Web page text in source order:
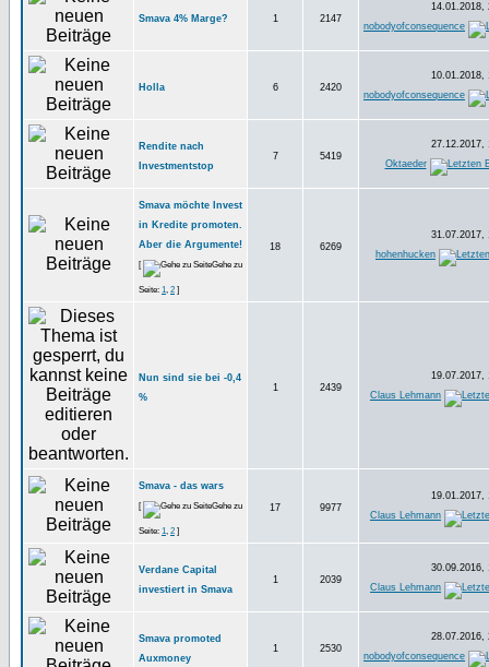
Smava 4% Marge? 1 2147
14.01.2018,
nobodyofconsequence
Holla 6 2420
10.01.2018,
nobodyofconsequence
Rendite nach
Investmentstop
7 5419
27.12.2017,
Oktaeder
Smava möchte Invest
in Kredite promoten.
Aber die Argumente!
[ Gehe zu
Seite: 1, 2 ]
18 6269
31.07.2017,
hohenhucken
Nun sind sie bei -0,4
%
1 2439
19.07.2017,
Claus Lehmann
Smava - das wars
[ Gehe zu
Seite: 1, 2 ]
17 9977
19.01.2017,
Claus Lehmann
Verdane Capital
investiert in Smava
1 2039
30.09.2016,
Claus Lehmann
Smava promoted
Auxmoney
1 2530
28.07.2016,
nobodyofconsequence